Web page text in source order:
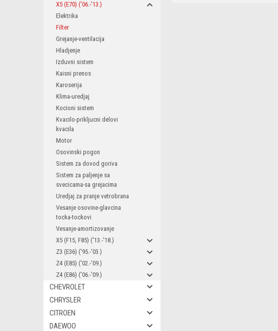
X5 (E70) ('06.-'13.)
Elektrika
Filter
Grejanje-ventilacija
Hladjenje
Izduvni sistem
Kaisni prenos
Karoserija
Klima-uredjaj
Kocioni sistem
Kvacilo-prikljucni delovi
kvacila
Motor
Osovinski pogon
Sistem za dovod goriva
Sistem za paljenje sa
svecicama-sa grejacima
Uredjaj za pranje vetrobrana
Vesanje osovine-glavcina
tocka-tockovi
Vesanje-amortizovanje
X5 (F15, F85) ('13.-'18.)
Z3 (E36) ('95.-'03.)
Z4 (E85) ('02.-'09.)
Z4 (E86) ('06.-'09.)
CHEVROLET
CHRYSLER
CITROEN
DAEWOO